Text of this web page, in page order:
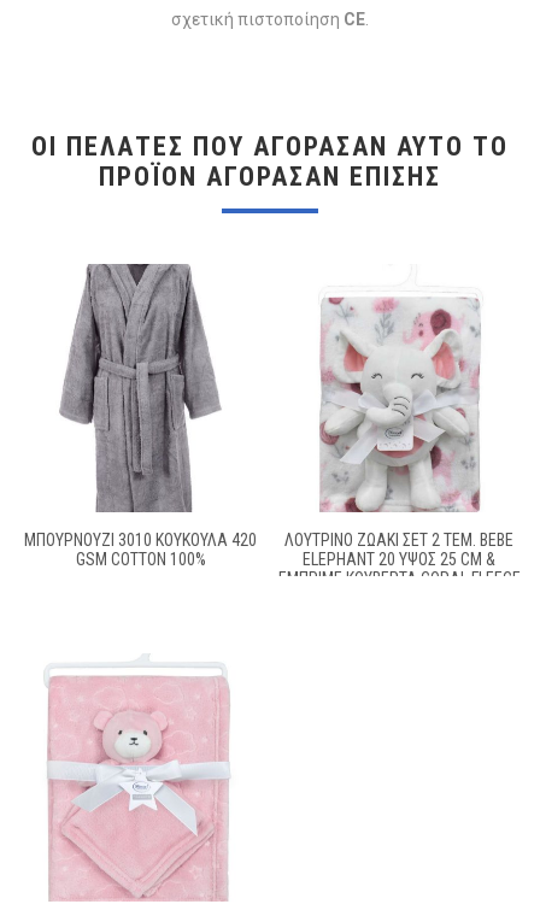
σχετική πιστοποίηση CE.
ΟΙ ΠΕΛΆΤΕΣ ΠΟΥ ΑΓΌΡΑΣΑΝ ΑΥΤΌ ΤΟ
ΠΡΟΪΌΝ ΑΓΌΡΑΣΑΝ ΕΠΊΣΗΣ
ΜΠΟΥΡΝΟΥΖΙ 3010 ΚΟΥΚΟΥΛΑ 420
GSM COTTON 100%
ΛΟΎΤΡΙΝΟ ΖΩΆΚΙ ΣΕΤ 2 ΤΕΜ. BEBE
ELEPHANT 20 ΎΨΟΣ 25 CM &
ΕΜΠΡΙΜΈ ΚΟΥΒΈΡΤΑ CORAL FLEECE